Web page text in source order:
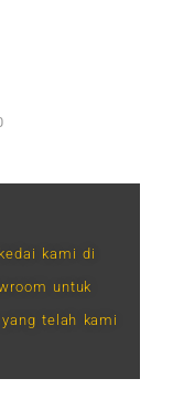
kami di
untuk
telah kami